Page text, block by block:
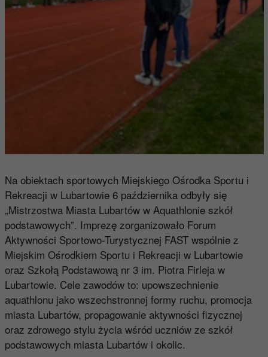
Na obiektach sportowych Miejskiego Ośrodka Sportu i
Rekreacji w Lubartowie 6 października odbyły się
„Mistrzostwa Miasta Lubartów w Aquathlonie szkół
podstawowych”. Imprezę zorganizowało Forum
Aktywności Sportowo-Turystycznej FAST wspólnie z
Miejskim Ośrodkiem Sportu i Rekreacji w Lubartowie
oraz Szkołą Podstawową nr 3 im. Piotra Firleja w
Lubartowie. Cele zawodów to: upowszechnienie
aquathlonu jako wszechstronnej formy ruchu, promocja
miasta Lubartów, propagowanie aktywności fizycznej
oraz zdrowego stylu życia wśród uczniów ze szkół
podstawowych miasta Lubartów i okolic.